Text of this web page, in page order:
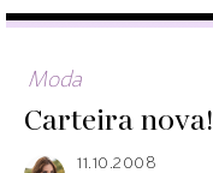
Moda
Carteira nova!
11.10.2008